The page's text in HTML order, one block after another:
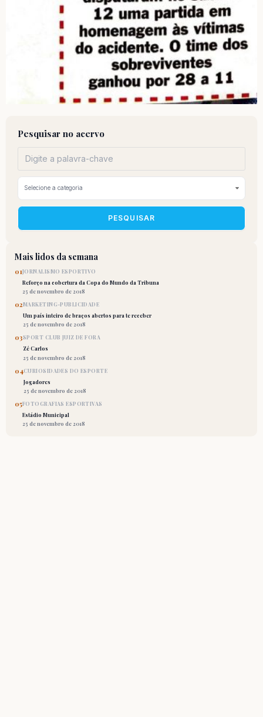
Pesquisar no acervo
PESQUISAR
Mais lidos da semana
01JORNALISMO ESPORTIVO
Reforço na cobertura da Copa do Mundo da Tribuna
25 de novembro de 2018
02MARKETING-PUBLICIDADE
Um país inteiro de braços abertos para te receber
25 de novembro de 2018
03SPORT CLUB JUIZ DE FORA
Zé Carlos
25 de novembro de 2018
04CURIOSIDADES DO ESPORTE
Jogadores
25 de novembro de 2018
05FOTOGRAFIAS ESPORTIVAS
Estádio Municipal
25 de novembro de 2018